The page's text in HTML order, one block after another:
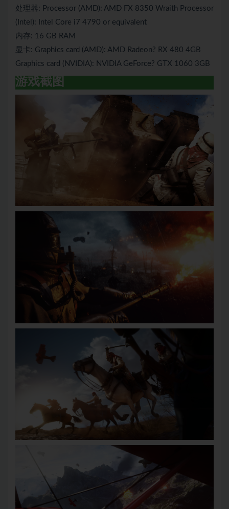
处理器: Processor (AMD): AMD FX 8350 Wraith Processor
(Intel): Intel Core i7 4790 or equivalent
内存: 16 GB RAM
显卡: Graphics card (AMD): AMD Radeon? RX 480 4GB
Graphics card (NVIDIA): NVIDIA GeForce? GTX 1060 3GB
游戏截图